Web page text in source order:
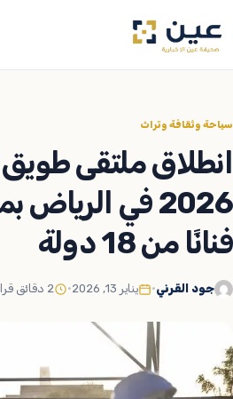
إلى
سياحة وثقافة وتراث
انطلاق ملتقى
فنانًا من 18 دولة
جود القرني• يناير 13, 2026 • 2 دقائق قراءة